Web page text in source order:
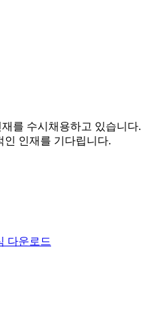
를 수시채용하고 있습니다.
인 인재를 기다립니다.
다운로드